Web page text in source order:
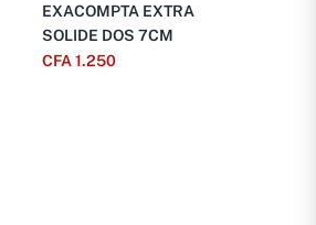
EXACOMPTA EXTRA
SOLIDE DOS 7CM
CFA1.250